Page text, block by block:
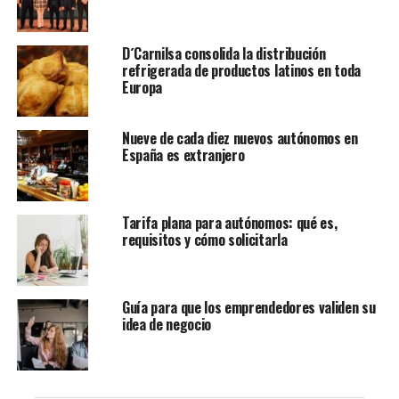
tecnológico y emprendedor de Europa, que reunió a más
de 3.000 startups y delegaciones provenientes de 110
países.
Le puede interesar:Las 10 ‘startups’ colombianas con
mayor proyección de crecimiento e innovación – Yo
Soy Latino
Según explicó la secretaria de Desarrollo Económico de
Medellín, María Fernanda Galeano Rojo, el objetivo de
esta misión es “fortalecer las capacidades de
internacionalización de las empresas seleccionadas
mediante reuniones con aliados estratégicos e
intercambio de buenas prácticas con actores del
ecosistema global”. De acuerdo con la funcionaria, esta
experiencia permitirá ampliar la visión de mercado de
los empresarios, potenciar sus procesos de crecimiento
y posicionar a Medellín como una ciudad referente en
innovación, ciencia, tecnología y emprendimiento
D´Carnilsa consolida la distribución
refrigerada de productos latinos en toda
Europa
Nueve de cada diez nuevos autónomos en
España es extranjero
Tarifa plana para autónomos: qué es,
requisitos y cómo solicitarla
Guía para que los emprendedores validen su
idea de negocio